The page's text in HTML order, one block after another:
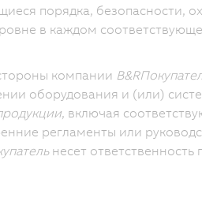
порядка, безопасности,
в каждом
компании B&R
оборудования и (или)
, включая
регламенты или
несет ответственность